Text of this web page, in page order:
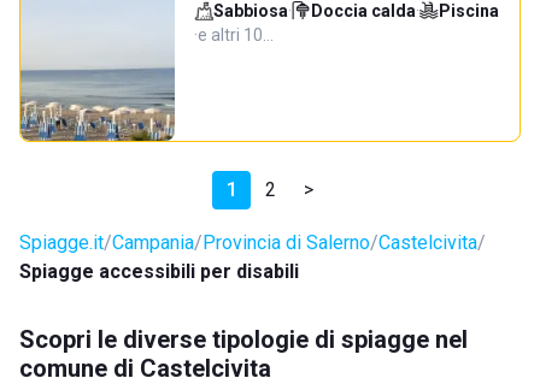
Sabbiosa· Doccia calda·
Piscina
·e altri 10…
1 2 >
Spiagge.it Campania Provincia di Salerno Castelcivita
Spiagge accessibili per disabili
Scopri le diverse tipologie di spiagge nel
comune di Castelcivita